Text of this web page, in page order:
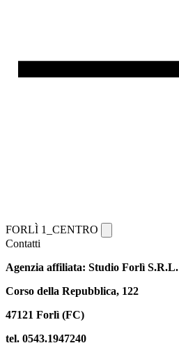
FORLÌ 1_CENTRO
Contatti
Agenzia affiliata: Studio Forlì S.R.L.
Corso della Repubblica, 122
47121 Forlì (FC)
tel. 0543.1947240